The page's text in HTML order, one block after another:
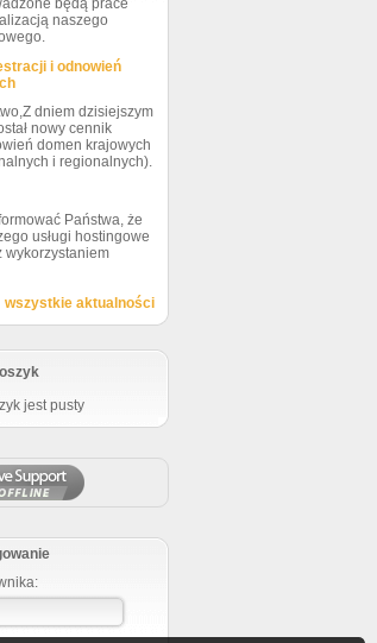
będą prace
naszego
i odnowień
dniem dzisiejszym
nowy cennik
domen krajowych
i regionalnych).
Państwa, że
usługi hostingowe
wykorzystaniem
wszystkie aktualności
jest pusty